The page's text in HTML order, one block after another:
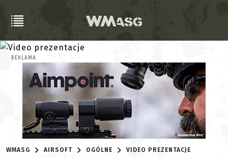
REKLAMA
WMASG AIRSOFT OGÓLNE VIDEO PREZENTACJE